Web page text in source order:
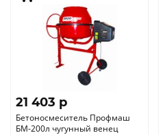
21 403 p
Бетоносмеситель Профмаш
БМ-200л чугунный венец